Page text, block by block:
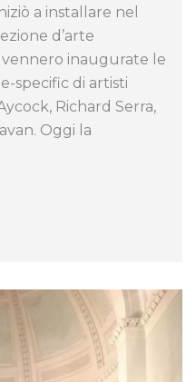
a installare nel
d’arte
inaugurate le
specific di artisti
Richard Serra,
Oggi la